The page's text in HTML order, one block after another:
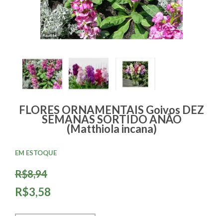
FLORES ORNAMENTAIS Goivos DEZ
SEMANAS SORTIDO ANÃO
(Matthiola incana)
R$8,94
R$3,58
EM ESTOQUE